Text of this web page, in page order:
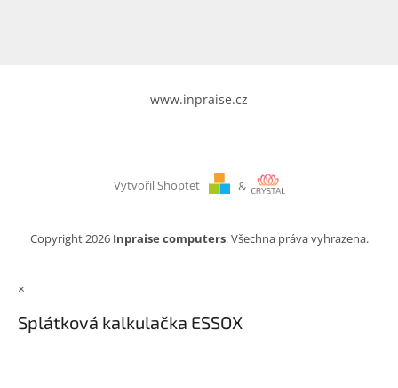
www.inpraise.cz
Vytvořil Shoptet &
Copyright 2026 Inpraise computers. Všechna práva vyhrazena.
×
Splátková kalkulačka ESSOX